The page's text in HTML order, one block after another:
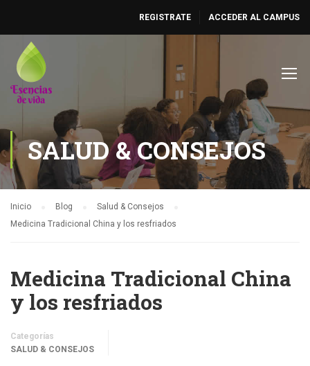
REGISTRATE ACCEDER AL CAMPUS
SALUD & CONSEJOS
Inicio Blog
Salud & Consejos
Medicina Tradicional China y los resfriados
Medicina Tradicional China
y los resfriados
Categorías
SALUD & CONSEJOS